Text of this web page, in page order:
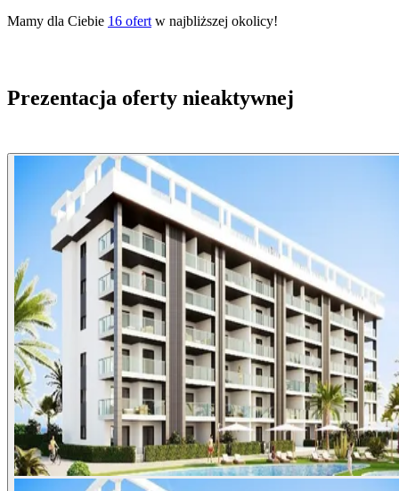
Mamy dla Ciebie 16 ofert w najbliższej okolicy!
Prezentacja oferty nieaktywnej